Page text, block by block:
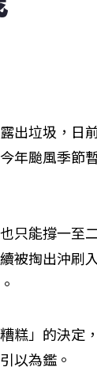
出垃圾，日
年颱風季節
只能撐一至
被掏出沖刷
糕」的決定
以為鑑。